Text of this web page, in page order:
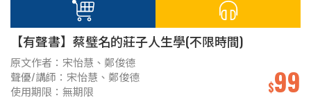
【有聲書】蔡璧名的莊子人生學(不限時間)
原文作者：宋怡慧、鄭俊德
聲優/講師：宋怡慧、鄭俊德
使用期限：無期限
$99